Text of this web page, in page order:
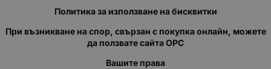
Политика за използване на бисквитки
При възникване на спор, свързан с покупка онлайн, можете
да ползвате сайта ОРС
Вашите права